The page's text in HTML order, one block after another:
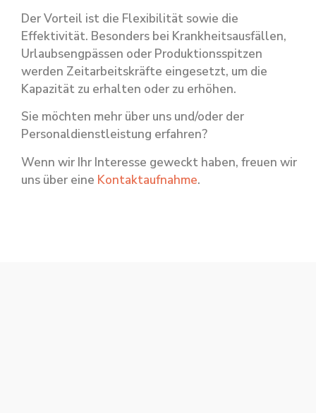
Der Vorteil ist die Flexibilität sowie die
Effektivität. Besonders bei Krankheitsausfällen,
Urlaubsengpässen oder Produktionsspitzen
werden Zeitarbeitskräfte eingesetzt, um die
Kapazität zu erhalten oder zu erhöhen.
Sie möchten mehr über uns und/oder der
Personaldienstleistung erfahren?
Wenn wir Ihr Interesse geweckt haben, freuen wir
uns über eine Kontaktaufnahme.